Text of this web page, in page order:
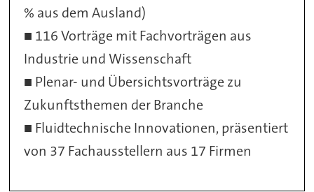
% aus dem Ausland)
■ 116 Vorträge mit Fachvorträgen aus
Industrie und Wissenschaft
■ Plenar- und Übersichtsvorträge zu
Zukunftsthemen der Branche
■ Fluidtechnische Innovationen, präsentiert
von 37 Fachausstellern aus 17 Firmen